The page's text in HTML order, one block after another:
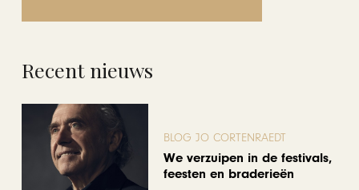
Recent nieuws
BLOG JO CORTENRAEDT
We verzuipen in de festivals,
feesten en braderieën